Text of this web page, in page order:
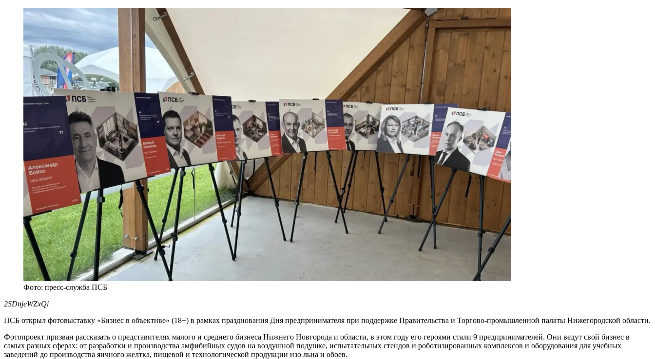
Фото: пресс-служба ПСБ
2SDnjeWZxQi
ПСБ открыл фотовыставку «Бизнес в объективе» (18+) в рамках празднования Дня предпринимателя при поддержке Правительства и Торгово-промышленной палаты Нижегородской области.
Фотопроект призван рассказать о представителях малого и среднего бизнеса Нижнего Новгорода и области, в этом году его героями стали 9 предпринимателей. Они ведут свой бизнес в
самых разных сферах: от разработки и производства амфибийных судов на воздушной подушке, испытательных стендов и роботизированных комплексов и оборудования для учебных
заведений до производства яичного желтка, пищевой и технологической продукции изо льна и обоев.